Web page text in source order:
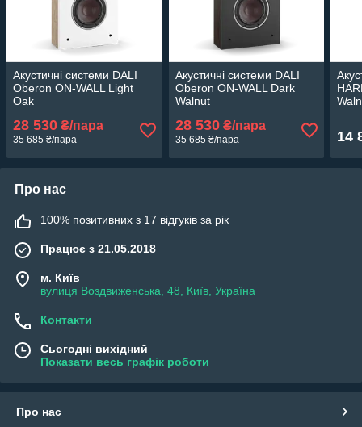
Акустичні системи DALI
Oberon ON-WALL Light
Oak
28 530 ₴/пара
35 685 ₴/пара
Акустичні системи DALI
Oberon ON-WALL Dark
Walnut
28 530₴/пара
35 685 ₴/пара 14
Про нас
100% позитивних з 17 відгуків за рік
Працює з 21.05.2018
м. Київ
вулиця Воздвиженська, 48, Київ, Україна
Контакти
Сьогодні вихідний
Показати весь графік роботи
Про нас